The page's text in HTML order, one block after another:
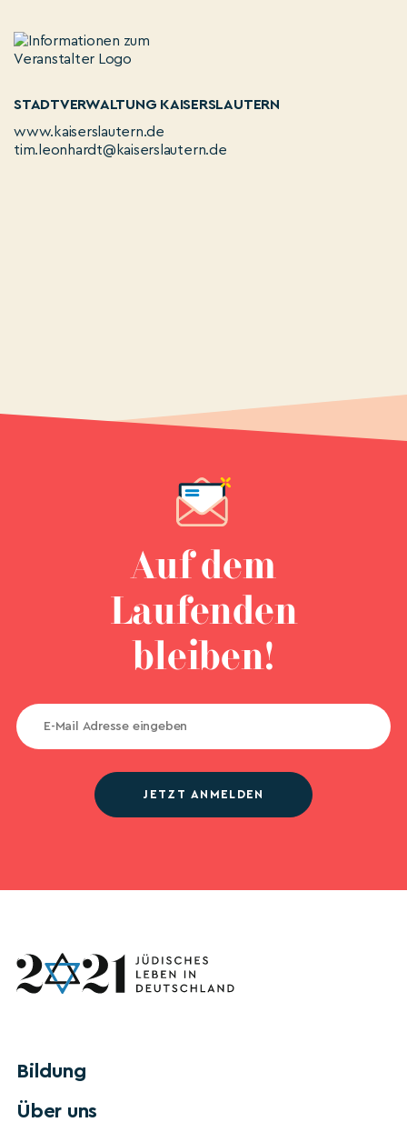
STADTVERWALTUNG KAISERSLAUTERN
www.kaiserslautern.de
tim.leonhardt@kaiserslautern.de
Auf dem
Laufenden
bleiben!
JETZT ANMELDEN
Bildung
Über uns